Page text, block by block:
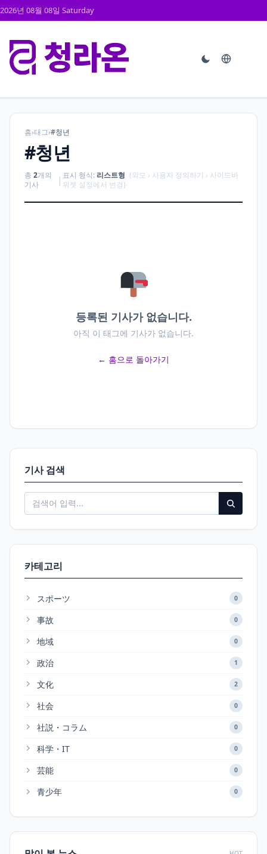
2026년 08월 08일 Saturday
홈›태그›#청년
#청년
총 2개의
기사
| 표시 형식: 리스트형 (외모 › 사용자 정의하기 › 사이드바
위젯 설정에서 변경)
등록된 기사가 없습니다.
아직 이 태그에 기사가 없습니다.
← 홈으로 돌아가기
기사 검색
카테고리
スポーツ 0
事故 0
地域 0
政治 1
文化 2
社会 0
社説・コラム 0
科学・IT 0
芸能 0
青少年 0